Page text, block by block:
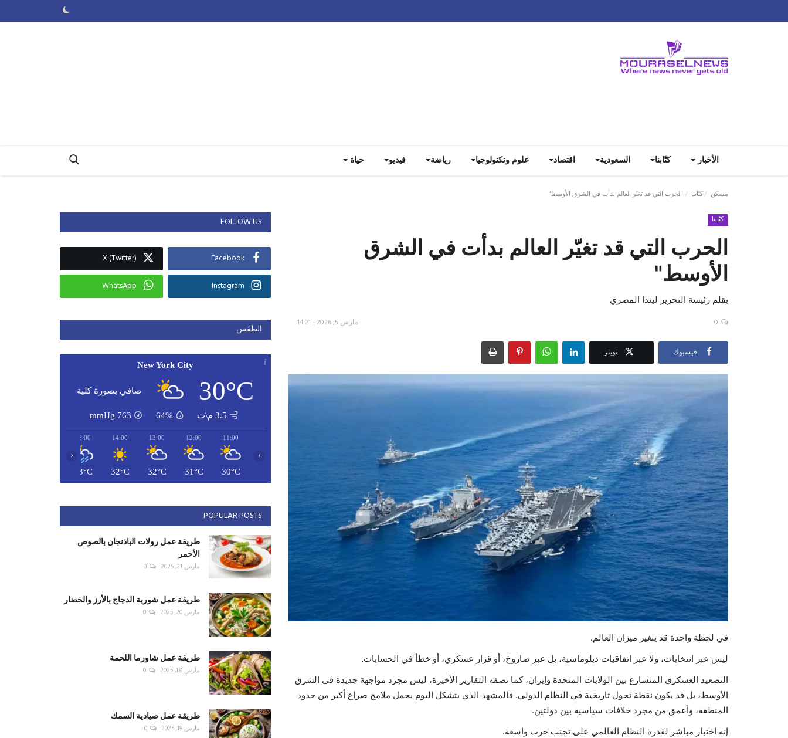
الأخبار كتّابنا السعودية اقتصاد علوم وتكنولوجيا رياضة فيديو حياة
مسكن كتّابنا الحرب التي قد تغيّر العالم بدأت في الشرق الأوسط"
كتّابنا
الحرب التي قد تغيّر العالم بدأت في الشرق
الأوسط"
بقلم رئيسة التحرير ليندا المصري
مارس 5, 2026 - 14:21 0
فيسبوك تويتر
في لحظة واحدة قد يتغير ميزان العالم.
ليس عبر انتخابات، ولا عبر اتفاقيات دبلوماسية، بل عبر صاروخ، أو قرار عسكري، أو خطأ في الحسابات.
التصعيد العسكري المتسارع بين الولايات المتحدة وإيران، كما تصفه التقارير الأخيرة، ليس مجرد مواجهة جديدة في الشرق
الأوسط، بل قد يكون نقطة تحول تاريخية في النظام الدولي. فالمشهد الذي يتشكل اليوم يحمل ملامح صراع أكبر من حدود
المنطقة، وأعمق من مجرد خلافات سياسية بين دولتين.
إنه اختبار مباشر لقدرة النظام العالمي على تجنب حرب واسعة.
FOLLOW US
Facebook
X (Twitter)
Instagram
WhatsApp
الطقس
New York City
30°C صافي بصورة كلية
3.5 م\ث 64%
763
mmHg
11:00
30°C
12:00
31°C
13:00
32°C
14:00
32°C
15:00
33°C
‹ ›
POPULAR POSTS
طريقة عمل رولات الباذنجان بالصوص
الأحمر
مارس 21, 2025 0
طريقة عمل شوربة الدجاج بالأرز والخضار
مارس 20, 2025 0
طريقة عمل شاورما اللحمة
مارس 18, 2025 0
طريقة عمل صيادية السمك
مارس 19, 2025 0